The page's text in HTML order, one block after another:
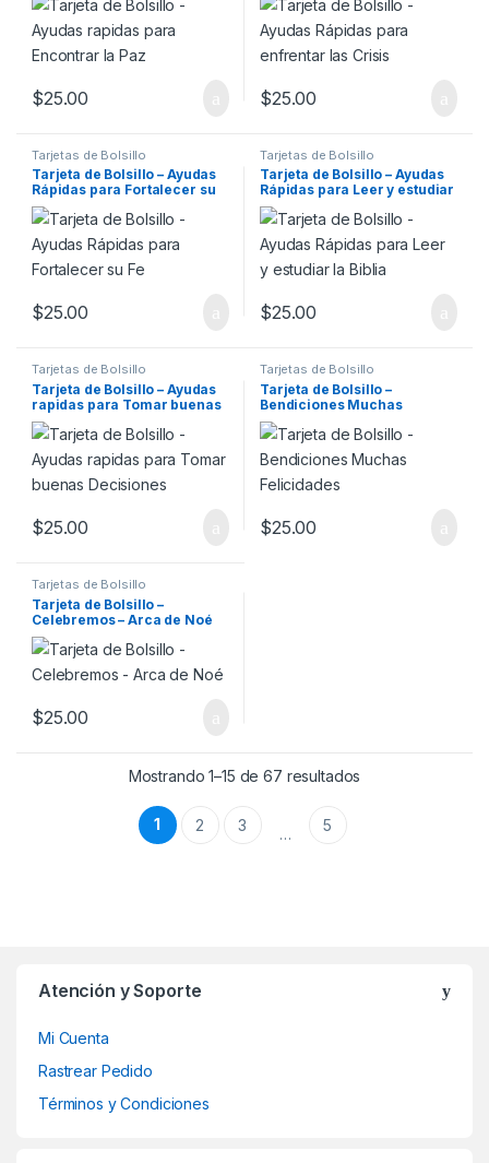
$25.00 $25.00
Tarjetas de Bolsillo
Tarjeta de Bolsillo – Ayudas
Rápidas para Fortalecer su
Fe
$25.00
Tarjetas de Bolsillo
Tarjeta de Bolsillo – Ayudas
Rápidas para Leer y estudiar
la Biblia
$25.00
Tarjetas de Bolsillo
Tarjeta de Bolsillo – Ayudas
rapidas para Tomar buenas
Decisiones
$25.00
Tarjetas de Bolsillo
Tarjeta de Bolsillo –
Bendiciones Muchas
Felicidades
$25.00
Tarjetas de Bolsillo
Tarjeta de Bolsillo –
Celebremos – Arca de Noé
$25.00
Mostrando 1–15 de 67 resultados
1 2 3 … 5
Atención y Soporte
Mi Cuenta
Rastrear Pedido
Términos y Condiciones